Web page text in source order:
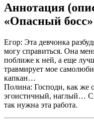
Аннотация
«Опасный
Егор: Эта девчонка
могу справиться. Она
поближе к ней, а еще
травмирует мое
капкан…
Полина: Господи, как же
эгоистичный, наглый…
так нужна эта работа.